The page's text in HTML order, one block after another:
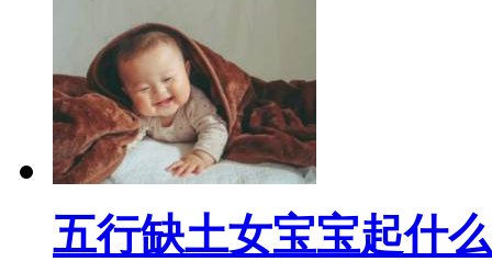
五行缺土女宝宝起什